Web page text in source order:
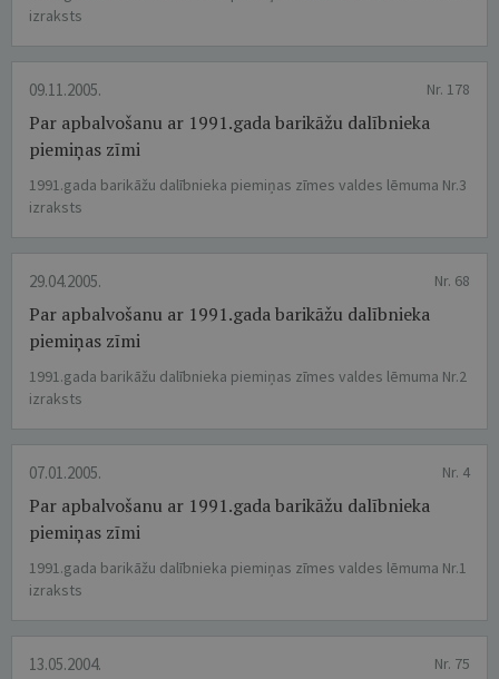
izraksts
09.11.2005. Nr. 178
Par apbalvošanu ar 1991.gada barikāžu dalībnieka
piemiņas zīmi
1991.gada barikāžu dalībnieka piemiņas zīmes valdes lēmuma Nr.3
izraksts
29.04.2005. Nr. 68
Par apbalvošanu ar 1991.gada barikāžu dalībnieka
piemiņas zīmi
1991.gada barikāžu dalībnieka piemiņas zīmes valdes lēmuma Nr.2
izraksts
07.01.2005. Nr. 4
Par apbalvošanu ar 1991.gada barikāžu dalībnieka
piemiņas zīmi
1991.gada barikāžu dalībnieka piemiņas zīmes valdes lēmuma Nr.1
izraksts
13.05.2004. Nr. 75